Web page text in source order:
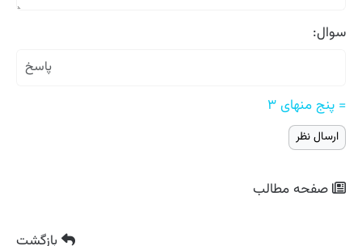
سوال:
= پنج منهای ۳
صفحه مطالب
بازگشت